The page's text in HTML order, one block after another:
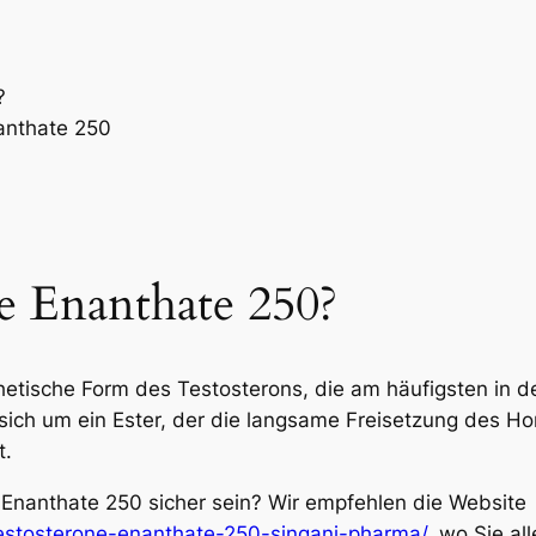
250
Enanthate 250?
Form des Testosterons, die am häufigsten in
um ein Ester, der die langsame Freisetzung des
250 sicher sein? Wir empfehlen die Website